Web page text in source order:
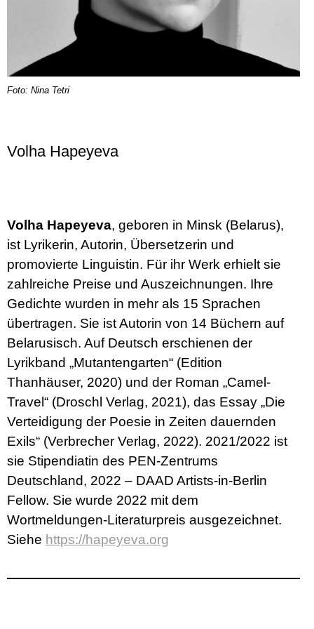
Foto: Nina Tetri
Volha Hapeyeva
Volha Hapeyeva, geboren in Minsk (Belarus),
ist Lyrikerin, Autorin, Übersetzerin und
promovierte Linguistin. Für ihr Werk erhielt sie
zahlreiche Preise und Auszeichnungen. Ihre
Gedichte wurden in mehr als 15 Sprachen
übertragen. Sie ist Autorin von 14 Büchern auf
Belarusisch. Auf Deutsch erschienen der
Lyrikband „Mutantengarten“ (Edition
Thanhäuser, 2020) und der Roman „Camel-
Travel“ (Droschl Verlag, 2021), das Essay „Die
Verteidigung der Poesie in Zeiten dauernden
Exils“ (Verbrecher Verlag, 2022). 2021/2022 ist
sie Stipendiatin des PEN-Zentrums
Deutschland, 2022 – DAAD Artists-in-Berlin
Fellow. Sie wurde 2022 mit dem
Wortmeldungen-Literaturpreis ausgezeichnet.
Siehe https://hapeyeva.org